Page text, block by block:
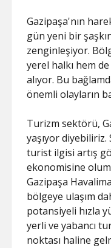
Gazipaşa'nın
gün yeni bir
zenginleşiyor.
yerel halkı hem
alıyor. Bu
önemli olayların
Turizm sektörü,
yaşıyor
turist ilgisi artış
ekonomisine
Gazipaşa
bölgeye ulaşım
potansiyeli hızla
yerli ve yabancı
noktası haline